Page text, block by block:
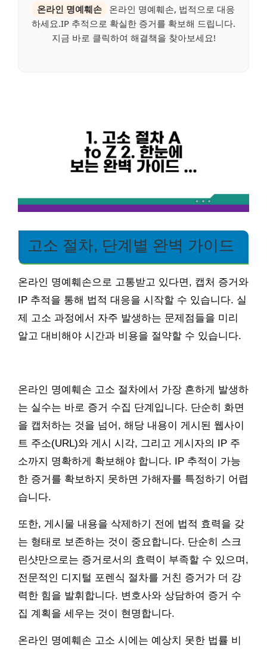
온라인 명예훼손
온라인 명예훼손, 법적으로 대응
하세요.IP 추적으로 확실한 증거를 확보해 드립니다.
지금 바로 클릭하여 해결책을 찾아보세요!
고소 절차, 단계별 완벽 가이드
온라인 명예훼손으로 고통받고 있다면, 캡처 증거와
IP 추적을 통해 법적 대응을 시작할 수 있습니다. 실
제 고소 과정에서 자주 발생하는 문제점들을 미리
알고 대비해야 시간과 비용을 절약할 수 있습니다.
온라인 명예훼손 고소 절차에서 가장 흔하게 발생하
는 실수는 바로 증거 수집 단계입니다. 단순히 화면
을 캡처하는 것을 넘어, 해당 내용이 게시된 웹사이
트 주소(URL)와 게시 시각, 그리고 게시자의 IP 주
소까지 명확하게 확보해야 합니다. IP 추적이 가능
한 증거를 확보하지 못하면 가해자를 특정하기 어렵
습니다.
또한, 게시물 내용을 삭제하기 전에 법적 효력을 갖
는 형태로 보존하는 것이 중요합니다. 단순히 스크
린샷만으로는 증거로서의 효력이 부족할 수 있으며,
전문적인 디지털 포렌식 절차를 거친 증거가 더 강
력한 힘을 발휘합니다. 변호사와 상담하여 증거 수
집 계획을 세우는 것이 현명합니다.
온라인 명예훼손 고소 시에는 예상치 못한 법률 비